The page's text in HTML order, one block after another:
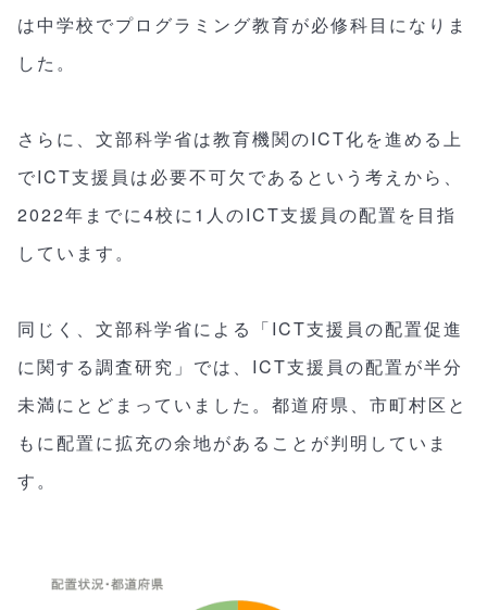
は中学校でプログラミング教育が必修科目になりま
した。
さらに、文部科学省は教育機関のICT化を進める上
でICT支援員は必要不可欠であるという考えから、
2022年までに4校に1人のICT支援員の配置を目指
しています。
同じく、文部科学省による「ICT支援員の配置促進
に関する調査研究」では、ICT支援員の配置が半分
未満にとどまっていました。都道府県、市町村区と
もに配置に拡充の余地があることが判明していま
す。